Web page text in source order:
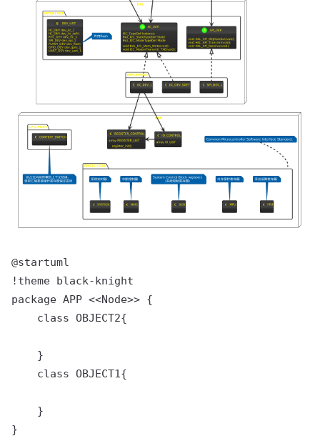
@startuml
!theme black-knight
package APP <<Node>> {
    class OBJECT2{
    }
    class OBJECT1{
    }
}